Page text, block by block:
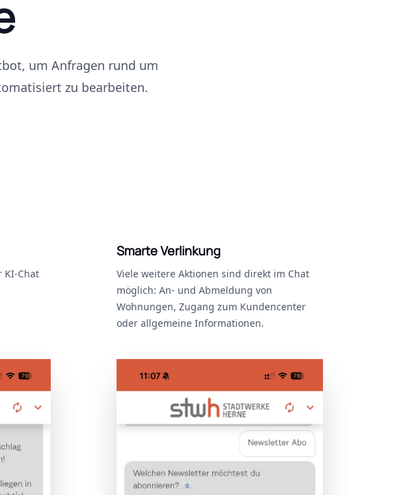
um Anfragen rund um
zu bearbeiten.
KI-Chat
Smarte Verlinkung
Viele weitere Aktionen sind direkt im Chat
möglich: An- und Abmeldung von
Wohnungen, Zugang zum Kundencenter
oder allgemeine Informationen.